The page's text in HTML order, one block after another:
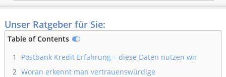
Unser Ratgeber für Sie:
Table of Contents
1
Postbank Kredit Erfahrung – diese Daten nutzen wir
2 Woran erkennt man vertrauenswürdige